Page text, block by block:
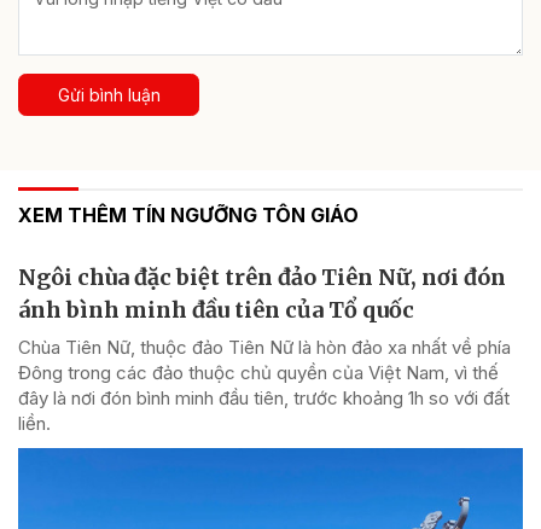
Gửi bình luận
XEM THÊM TÍN NGƯỠNG TÔN GIÁO
Ngôi chùa đặc biệt trên đảo Tiên Nữ, nơi đón
ánh bình minh đầu tiên của Tổ quốc
Chùa Tiên Nữ, thuộc đảo Tiên Nữ là hòn đảo xa nhất về phía
Đông trong các đảo thuộc chủ quyền của Việt Nam, vì thế
đây là nơi đón bình minh đầu tiên, trước khoảng 1h so với đất
liền.